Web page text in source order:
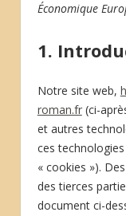
Économique
1.
Notre site web,
roman.fr(ci-
et autres
ces
« cookies »).
des tierces
document ci-